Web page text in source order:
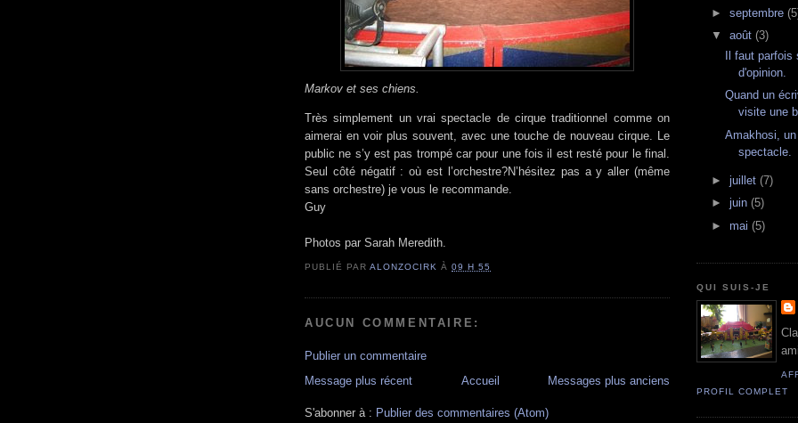
Markov et ses chiens.
Très simplement un vrai spectacle de cirque traditionnel comme on
aimerai en voir plus souvent, avec une touche de nouveau cirque. Le
public ne s’y est pas trompé car pour une fois il est resté pour le final.
Seul côté négatif : où est l’orchestre?N’hésitez pas a y aller (même
sans orchestre) je vous le recommande.
Guy
Photos par Sarah Meredith.
PUBLIÉ PARALONZOCIRK À09 H 55
AUCUN COMMENTAIRE:
Publier un commentaire
Message plus récent
Messages plus anciens
Accueil
S'abonner à : Publier des commentaires (Atom)
► septembre
▼ août (3)
Il faut parfois
d'opinion.
Quand un
visite une
Amakhosi,
spectacle.
► juillet (7)
► juin (5)
► mai (5)
QUI SUIS-JE
PROFIL COMPLET